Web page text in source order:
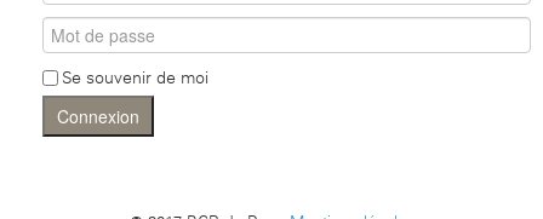
Se souvenir de moi
Connexion